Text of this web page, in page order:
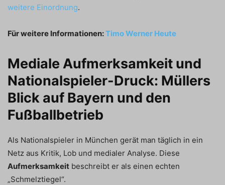
weitere Einordnung.
Für weitere Informationen:Timo Werner Heute
Mediale Aufmerksamkeit und
Nationalspieler-Druck: Müllers
Blick auf Bayern und den
Fußballbetrieb
Als Nationalspieler in München gerät man täglich in ein
Netz aus Kritik, Lob und medialer Analyse. Diese
Aufmerksamkeit beschreibt er als einen echten
„Schmelztiegel“.